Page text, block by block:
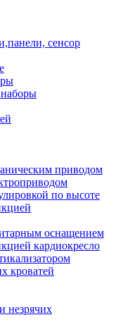
сенсор
приводом
по высоте
оснащением
кардиокресло
кроватей
незрячих